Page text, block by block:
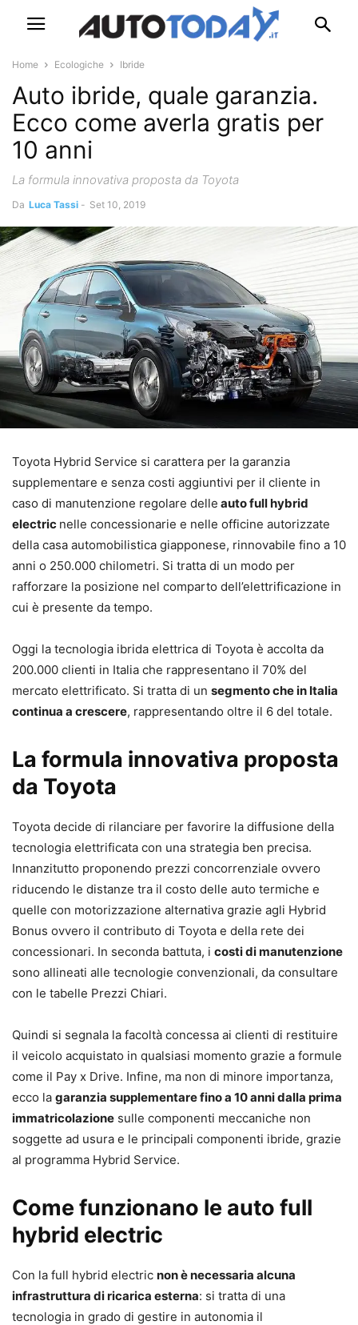
Home Ecologiche Ibride
Auto ibride, quale garanzia.
Ecco come averla gratis per
10 anni
La formula innovativa proposta da Toyota
Da Luca Tassi - Set 10, 2019
Toyota Hybrid Service si carattera per la garanzia
supplementare e senza costi aggiuntivi per il cliente in
caso di manutenzione regolare delle auto full hybrid
electric nelle concessionarie e nelle officine autorizzate
della casa automobilistica giapponese, rinnovabile fino a 10
anni o 250.000 chilometri. Si tratta di un modo per
rafforzare la posizione nel comparto dell’elettrificazione in
cui è presente da tempo.
Oggi la tecnologia ibrida elettrica di Toyota è accolta da
200.000 clienti in Italia che rappresentano il 70% del
mercato elettrificato. Si tratta di un segmento che in Italia
continua a crescere, rappresentando oltre il 6 del totale.
La formula innovativa proposta
da Toyota
Toyota decide di rilanciare per favorire la diffusione della
tecnologia elettrificata con una strategia ben precisa.
Innanzitutto proponendo prezzi concorrenziale ovvero
riducendo le distanze tra il costo delle auto termiche e
quelle con motorizzazione alternativa grazie agli Hybrid
Bonus ovvero il contributo di Toyota e della rete dei
concessionari. In seconda battuta, i costi di manutenzione
sono allineati alle tecnologie convenzionali, da consultare
con le tabelle Prezzi Chiari.
Quindi si segnala la facoltà concessa ai clienti di restituire
il veicolo acquistato in qualsiasi momento grazie a formule
come il Pay x Drive. Infine, ma non di minore importanza,
ecco la garanzia supplementare fino a 10 anni dalla prima
immatricolazione sulle componenti meccaniche non
soggette ad usura e le principali componenti ibride, grazie
al programma Hybrid Service.
Come funzionano le auto full
hybrid electric
Con la full hybrid electric non è necessaria alcuna
infrastruttura di ricarica esterna: si tratta di una
tecnologia in grado di gestire in autonomia il